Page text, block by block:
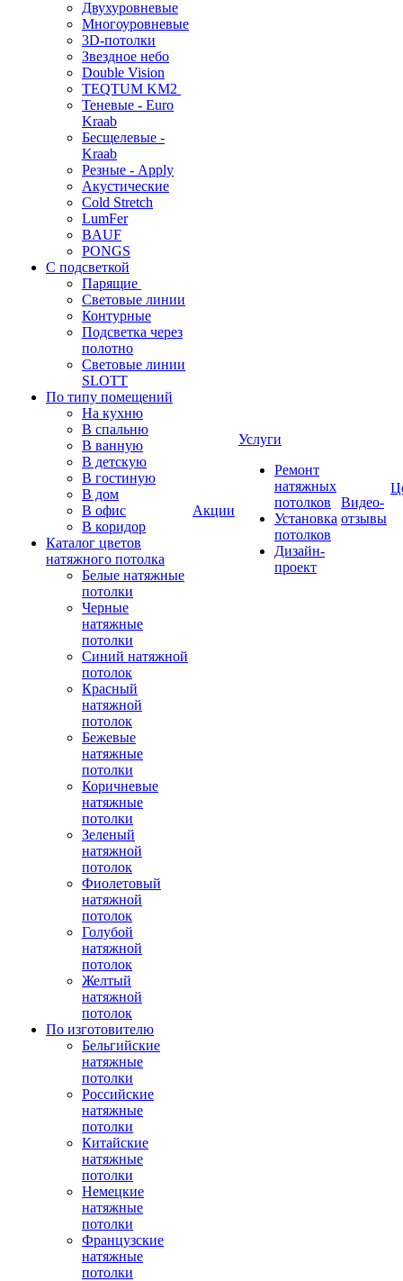
Двухуровневые
Многоуровневые
3D-потолки
Звездное небо
Double Vision
TEQTUM KM2
Теневые - Euro
Kraab
Бесщелевые -
Kraab
Резные - Apply
Акустические
Cold Stretch
LumFer
BAUF
PONGS
С подсветкой
Парящие
Световые линии
Контурные
Подсветка через
полотно
Световые линии
SLOTT
По типу помещений
На кухню
В спальню
В ванную
В детскую
В гостиную
В дом
В офис
В коридор
Каталог цветов
натяжного потолка
Белые натяжные
потолки
Черные
натяжные
потолки
Синий натяжной
потолок
Красный
натяжной
потолок
Бежевые
натяжные
потолки
Коричневые
натяжные
потолки
Зеленый
натяжной
потолок
Фиолетовый
натяжной
потолок
Голубой
натяжной
потолок
Желтый
натяжной
потолок
По изготовителю
Бельгийские
натяжные
потолки
Российские
натяжные
потолки
Китайские
натяжные
потолки
Немецкие
натяжные
потолки
Французские
натяжные
потолки
Акции
Услуги
Ремонт
натяжных
потолков
Установка
потолков
Дизайн-
проект
Видео-
отзывы